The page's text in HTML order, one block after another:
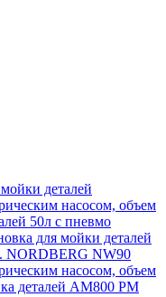
деталей
насосом, объем
50л с пневмо
для мойки деталей
NORDBERG NW90
насосом, объем
деталей АМ800 РМ